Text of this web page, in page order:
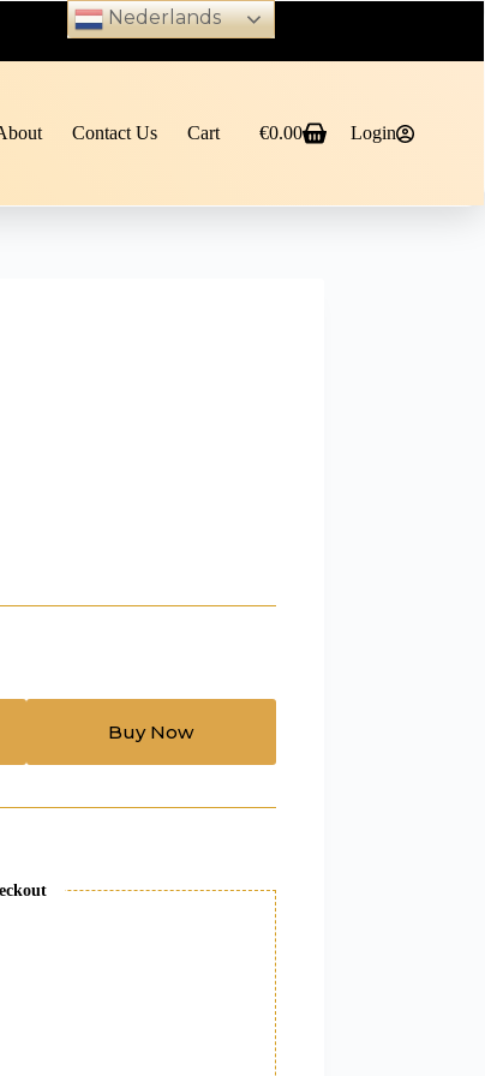
Contact Us Cart
Shopping
€0.00 Login
Buy Now
Nederlands